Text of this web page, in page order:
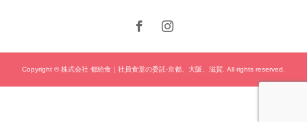
Copyright © 株式会社 都給食｜社員食堂の委託-京都、大阪、滋賀. All rights reserved.